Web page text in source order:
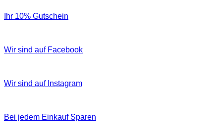
Ihr 10% Gutschein
Wir sind auf Facebook
Wir sind auf Instagram
Bei jedem Einkauf Sparen